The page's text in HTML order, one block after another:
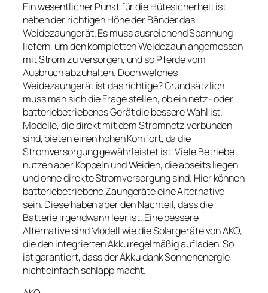
Ein wesentlicher Punkt für die Hütesicherheit ist
neben der richtigen Höhe der Bänder das
Weidezaungerät. Es muss ausreichend Spannung
liefern, um den kompletten Weidezaun angemessen
mit Strom zu versorgen, und so Pferde vom
Ausbruch abzuhalten. Doch welches
Weidezaungerät ist das richtige? Grundsätzlich
muss man sich die Frage stellen, ob ein netz- oder
batteriebetriebenes Gerät die bessere Wahl ist.
Modelle, die direkt mit dem Stromnetz verbunden
sind, bieten einen hohen Komfort, da die
Stromversorgung gewährleistet ist. Viele Betriebe
nutzen aber Koppeln und Weiden, die abseits liegen
und ohne direkte Stromversorgung sind. Hier können
batteriebetriebene Zaungeräte eine Alternative
sein. Diese haben aber den Nachteil, dass die
Batterie irgendwann leer ist. Eine bessere
Alternative sind Modell wie die Solargeräte von AKO,
die den integrierten Akku regelmäßig aufladen. So
ist garantiert, dass der Akku dank Sonnenenergie
nicht einfach schlapp macht.